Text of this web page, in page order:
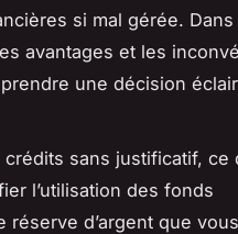
si mal gérée.
avantages et les
une décision
sans justificatif, ce
l’utilisation des fonds
réserve d’argent que